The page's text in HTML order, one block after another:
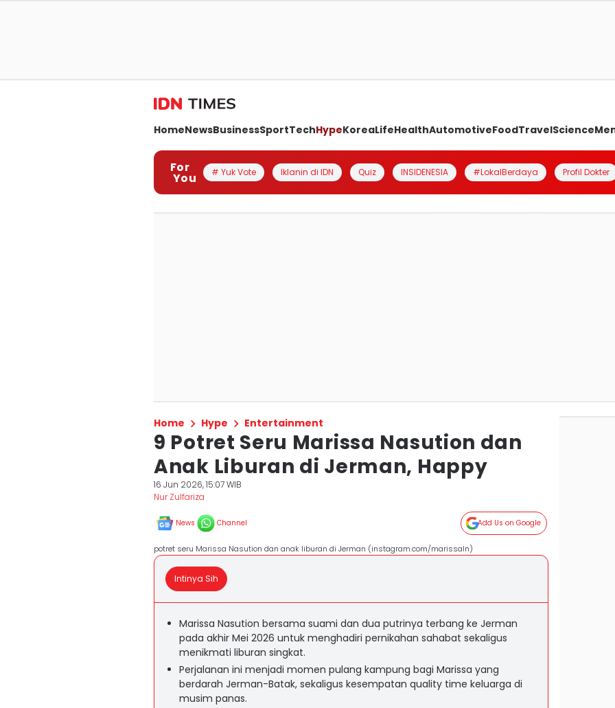
HomeNewsBusinessSportTechHypeKoreaLifeHealthAutomotiveFoodTravelScience
For
You # Yuk Vote Iklanin di IDN Quiz INSIDENESIA #LokalBerdaya Profil Dokter
Home Hype Entertainment
9 Potret Seru Marissa Nasution dan
Anak Liburan di Jerman, Happy
16 Jun 2026, 15:07 WIB
Nur Zulfariza
News Channel Add Us on Google
potret seru Marissa Nasution dan anak liburan di Jerman (instagram.com/marissaln)
Intinya Sih
Marissa Nasution bersama suami dan dua putrinya terbang ke Jerman
pada akhir Mei 2026 untuk menghadiri pernikahan sahabat sekaligus
menikmati liburan singkat.
Perjalanan ini menjadi momen pulang kampung bagi Marissa yang
berdarah Jerman-Batak, sekaligus kesempatan quality time keluarga di
musim panas.